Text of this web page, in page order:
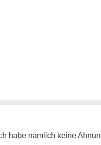
habe nämlich keine